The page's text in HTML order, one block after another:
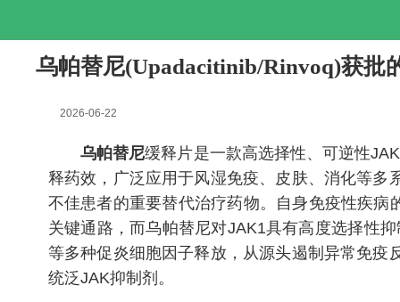
乌帕替尼(Upadacitinib/Rinvoq)获批
2026-06-22
乌帕替尼缓释片是一款高选择性、可逆性
释药效，广泛应用于风湿免疫、皮肤、消化等
不佳患者的重要替代治疗药物。自身免疫性疾
关键通路，而乌帕替尼对JAK1具有高度选择性
等多种促炎细胞因子释放，从源头遏制异常免
统泛JAK抑制剂。